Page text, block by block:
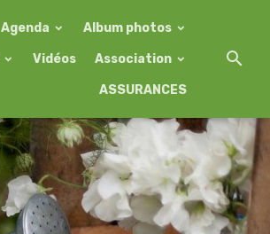
Agenda Album photos
Vidéos Association
ASSURANCES